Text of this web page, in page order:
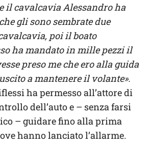
il cavalcavia Alessandro ha
gli sono sembrate due
poi il boato
ha mandato in mille pezzi il
preso me che ero alla guida
a mantenere il volante».
ha permesso all’attore di
dell’auto e – senza farsi
– guidare fino alla prima
hanno lanciato l’allarme.